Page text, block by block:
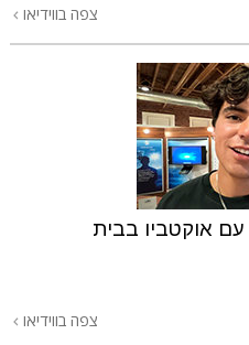
צפה בווידיאו
אוקטביו בבית
צפה בווידיאו